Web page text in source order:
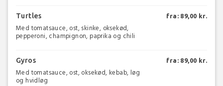
Turtles
Med tomatsauce, ost, skinke, oksekød,
pepperoni, champignon, paprika og chili
fra: 89,00 kr.
Gyros
Med tomatsauce, ost, oksekød, kebab, løg
og hvidløg
fra: 89,00 kr.